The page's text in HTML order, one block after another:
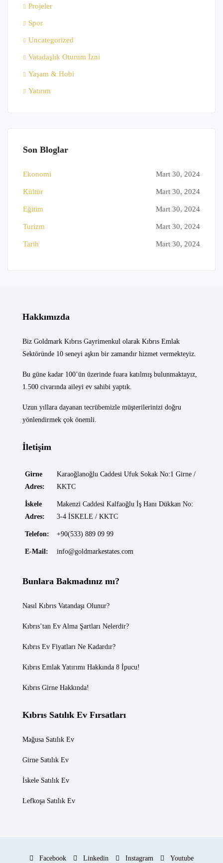
Projeler
Spor
Uncategorized
Vatadaşlık Oturum İzni
Yaşam & Hobi
Yatırım
Son Bloglar
Ekonomi Mart 30, 2024
Kültür Mart 30, 2024
Eğitim Mart 30, 2024
Turizm Mart 30, 2024
Tarih Mart 30, 2024
Hakkımızda
Biz Goldmark Kıbrıs Gayrimenkul olarak Kıbrıs Emlak
Sektöründe 10 seneyi aşkın bir zamandır hizmet vermekteyiz.
Bu güne kadar 100’ün üzerinde fuara katılmış bulunmaktayız,
1.500 civarında aileyi ev sahibi yaptık.
Uzun yıllara dayanan tecrübemizle müşterilerinizi doğru
yönlendirmek çok önemli.
İletişim
Girne
Adres:
Karaoğlanoğlu Caddesi Ufuk Sokak No:1 Girne /
KKTC
İskele
Adres:
Makenzi Caddesi Kalfaoğlu İş Hanı Dükkan No:
3-4 İSKELE / KKTC
Telefon: +90(533) 889 09 99
E-Mail: info@goldmarkestates.com
Bunlara Bakmadınız mı?
Nasıl Kıbrıs Vatandaşı Olunur?
Kıbrıs’tan Ev Alma Şartları Nelerdir?
Kıbrıs Ev Fiyatları Ne Kadardır?
Kıbrıs Emlak Yatırımı Hakkında 8 İpucu!
Kıbrıs Girne Hakkında!
Kıbrıs Satılık Ev Fırsatları
Mağusa Satılık Ev
Girne Satılık Ev
İskele Satılık Ev
Lefkoşa Satılık Ev
Facebook Linkedin Instagram Youtube